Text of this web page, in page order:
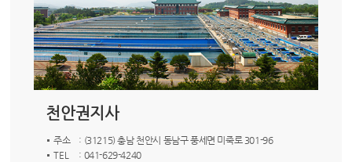
천안권지사
주소
: (31215) 충남 천안시 동남구 풍세면 미죽로 301-96
TEL
: 041-629-4240